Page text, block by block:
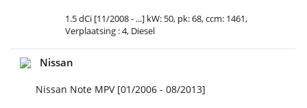
1.5 dCi [11/2008 - ...] kW: 50, pk: 68, ccm: 1461,
Verplaatsing : 4, Diesel
Nissan
Nissan Note MPV [01/2006 - 08/2013]